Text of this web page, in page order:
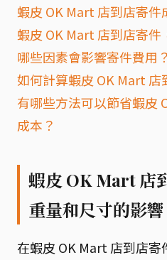
蝦皮 OK Mart 店到店寄件
蝦皮 OK Mart 店到店寄
哪些因素會影響寄件費用？
如何計算蝦皮 OK Mart 店
有哪些方法可以節省蝦皮
成本？
蝦皮 OK Mart 店
重量和尺寸的影響
在蝦皮 OK Mart 店到店